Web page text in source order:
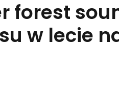
forest
w lecie